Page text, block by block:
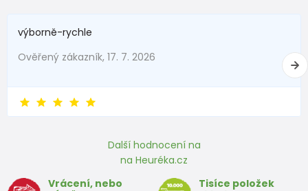
výborně-rychle
Ověřený zákazník, 17. 7. 2026
Další hodnocení na
na Heuréka.cz
Vrácení, nebo
Tisíce položek